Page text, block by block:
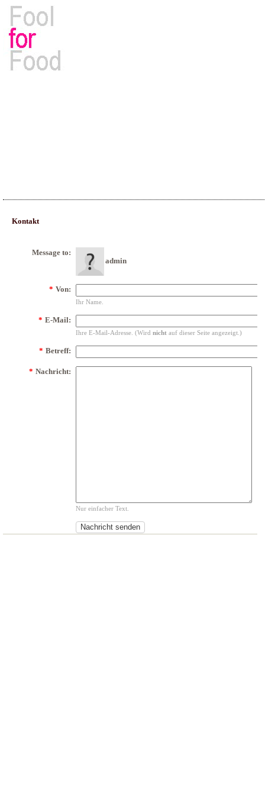
Kontakt
Message to:
admin
* Von:
Ihr Name.
* E-Mail:
Ihre E-Mail-Adresse. (Wird nicht auf dieser Seite angezeigt.)
* Betreff:
* Nachricht:
Nur einfacher Text.